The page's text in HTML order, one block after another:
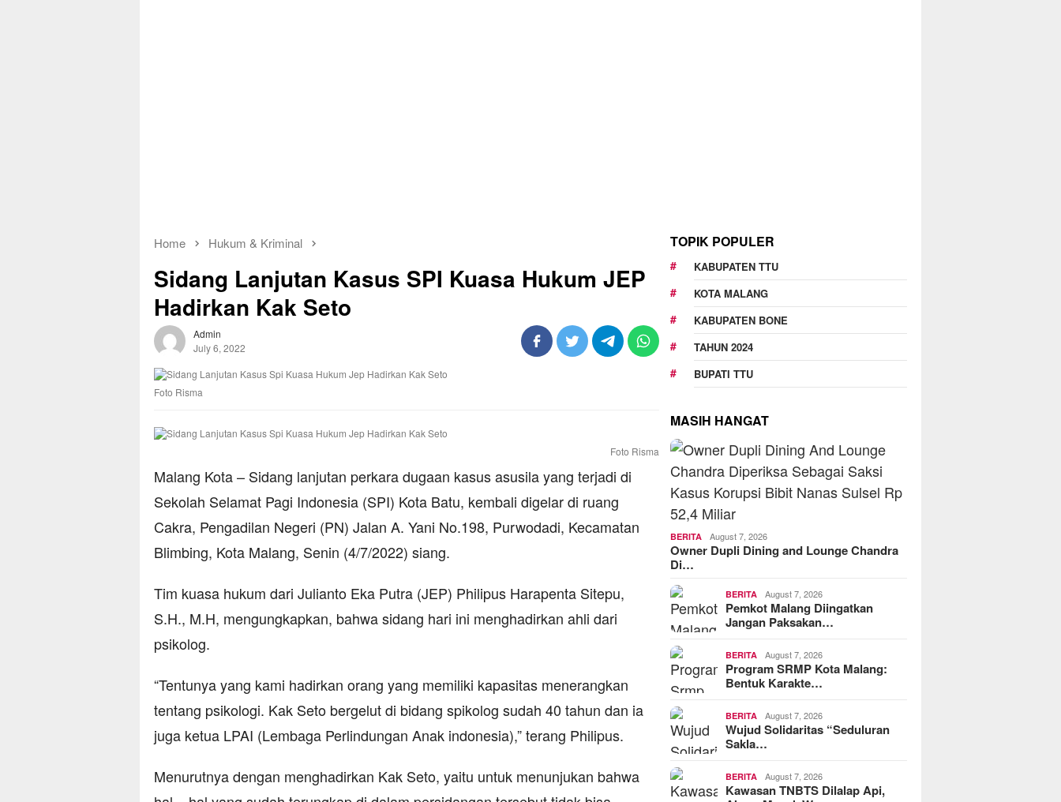
Home Hukum & Kriminal
Sidang Lanjutan Kasus SPI Kuasa Hukum JEP
Hadirkan Kak Seto
Admin
July 6, 2022
Foto Risma
Foto Risma
Malang Kota – Sidang lanjutan perkara dugaan kasus asusila yang terjadi di
Sekolah Selamat Pagi Indonesia (SPI) Kota Batu, kembali digelar di ruang
Cakra, Pengadilan Negeri (PN) Jalan A. Yani No.198, Purwodadi, Kecamatan
Blimbing, Kota Malang, Senin (4/7/2022) siang.
Tim kuasa hukum dari Julianto Eka Putra (JEP) Philipus Harapenta Sitepu,
S.H., M.H, mengungkapkan, bahwa sidang hari ini menghadirkan ahli dari
psikolog.
“Tentunya yang kami hadirkan orang yang memiliki kapasitas menerangkan
tentang psikologi. Kak Seto bergelut di bidang spikolog sudah 40 tahun dan ia
juga ketua LPAI (Lembaga Perlindungan Anak indonesia),” terang Philipus.
Menurutnya dengan menghadirkan Kak Seto, yaitu untuk menunjukan bahwa
TOPIK POPULER
KABUPATEN TTU
KOTA MALANG
KABUPATEN BONE
TAHUN 2024
BUPATI TTU
MASIH HANGAT
BERITA August 7, 2026
Owner Dupli Dining and Lounge Chandra
Di…
BERITA August 7, 2026
Pemkot Malang Diingatkan
Jangan Paksakan…
BERITA August 7, 2026
Program SRMP Kota Malang:
Bentuk Karakte…
BERITA August 7, 2026
Wujud Solidaritas “Seduluran
Sakla…
BERITA August 7, 2026
Kawasan TNBTS Dilalap Api,